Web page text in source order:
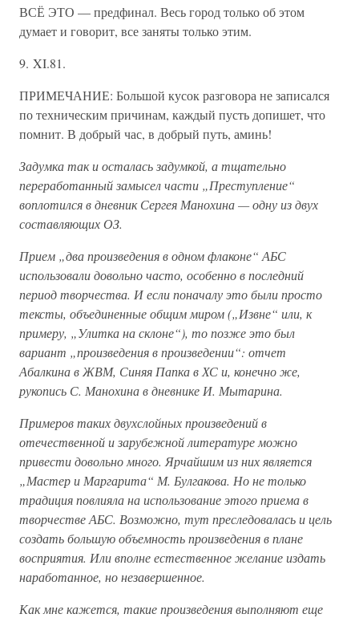
ВСЁ ЭТО — предфинал. Весь город только об этом
думает и говорит, все заняты только этим.
9. XI.81.
ПРИМЕЧАНИЕ: Большой кусок разговора не записался
по техническим причинам, каждый пусть допишет, что
помнит. В добрый час, в добрый путь, аминь!
Задумка так и осталась задумкой, а тщательно
переработанный замысел части „Преступление“
воплотился в дневник Сергея Манохина — одну из двух
составляющих ОЗ.
Прием „два произведения в одном флаконе“ АБС
использовали довольно часто, особенно в последний
период творчества. И если поначалу это были просто
тексты, объединенные общим миром („Извне“ или, к
примеру, „Улитка на склоне“), то позже это был
вариант „произведения в произведении“: отчет
Абалкина в ЖВМ, Синяя Папка в ХС и, конечно же,
рукопись С. Манохина в дневнике И. Мытарина.
Примеров таких двухслойных произведений в
отечественной и зарубежной литературе можно
привести довольно много. Ярчайшим из них является
„Мастер и Маргарита“ М. Булгакова. Но не только
традиция повлияла на использование этого приема в
творчестве АБС. Возможно, тут преследовалась и цель
создать большую объемность произведения в плане
восприятия. Или вполне естественное желание издать
наработанное, но незавершенное.
Как мне кажется, такие произведения выполняют еще